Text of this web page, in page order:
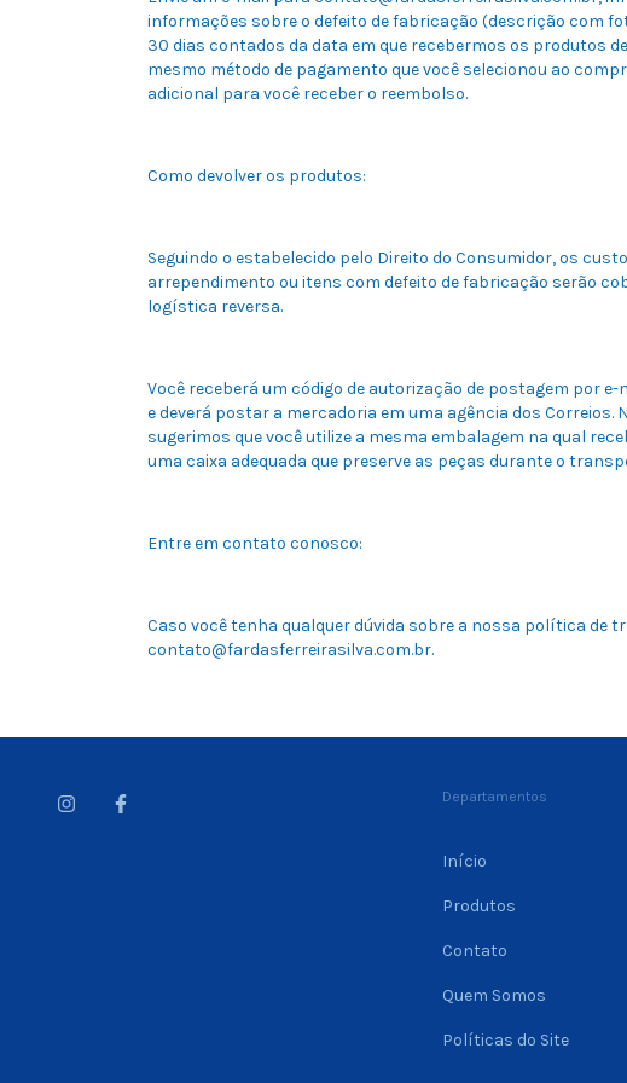
informações sobre o defeito de fabricação (descrição com
30 dias contados da data em que recebermos os produtos
mesmo método de pagamento que você selecionou ao
adicional para você receber o reembolso.
Como devolver os produtos:
Seguindo o estabelecido pelo Direito do Consumidor, os
arrependimento ou itens com defeito de fabricação serão
logística reversa.
Você receberá um código de autorização de postagem por
e deverá postar a mercadoria em uma agência dos
sugerimos que você utilize a mesma embalagem na qual
uma caixa adequada que preserve as peças durante o
Entre em contato conosco:
Caso você tenha qualquer dúvida sobre a nossa política de
contato@fardasferreirasilva.com.br.
Departamentos
Início
Produtos
Contato
Quem Somos
Políticas do Site